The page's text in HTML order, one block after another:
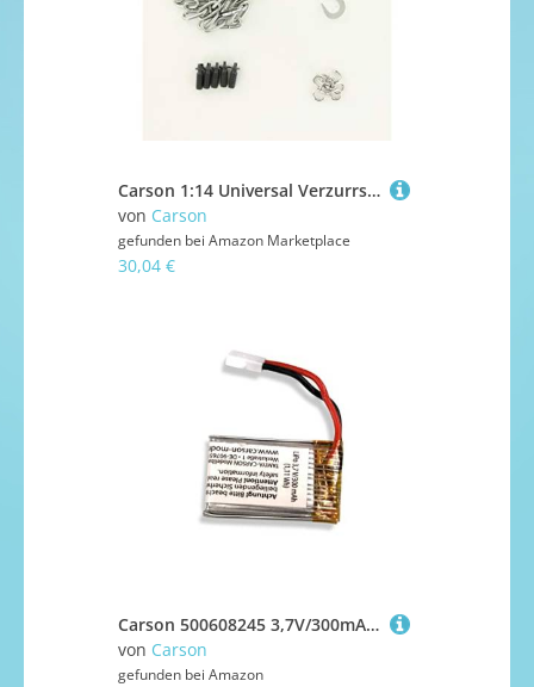
Carson 1:14 Universal Verzurrsatz Tieflader, RC Truck, Zubehör für Tamiya Trucks, Ersatzteile, Tuningteile, Modellbau, 500907450
von Carson
gefunden bei Amazon Marketplace
30,04 €
Carson 500608245 3,7V/300mAh LiPO Ersatzakku für RC Quadcopter, Zubehör, RC Akku, Ersatzakku, RC Zuebhör, Akku für RC Helikopter
von Carson
gefunden bei Amazon